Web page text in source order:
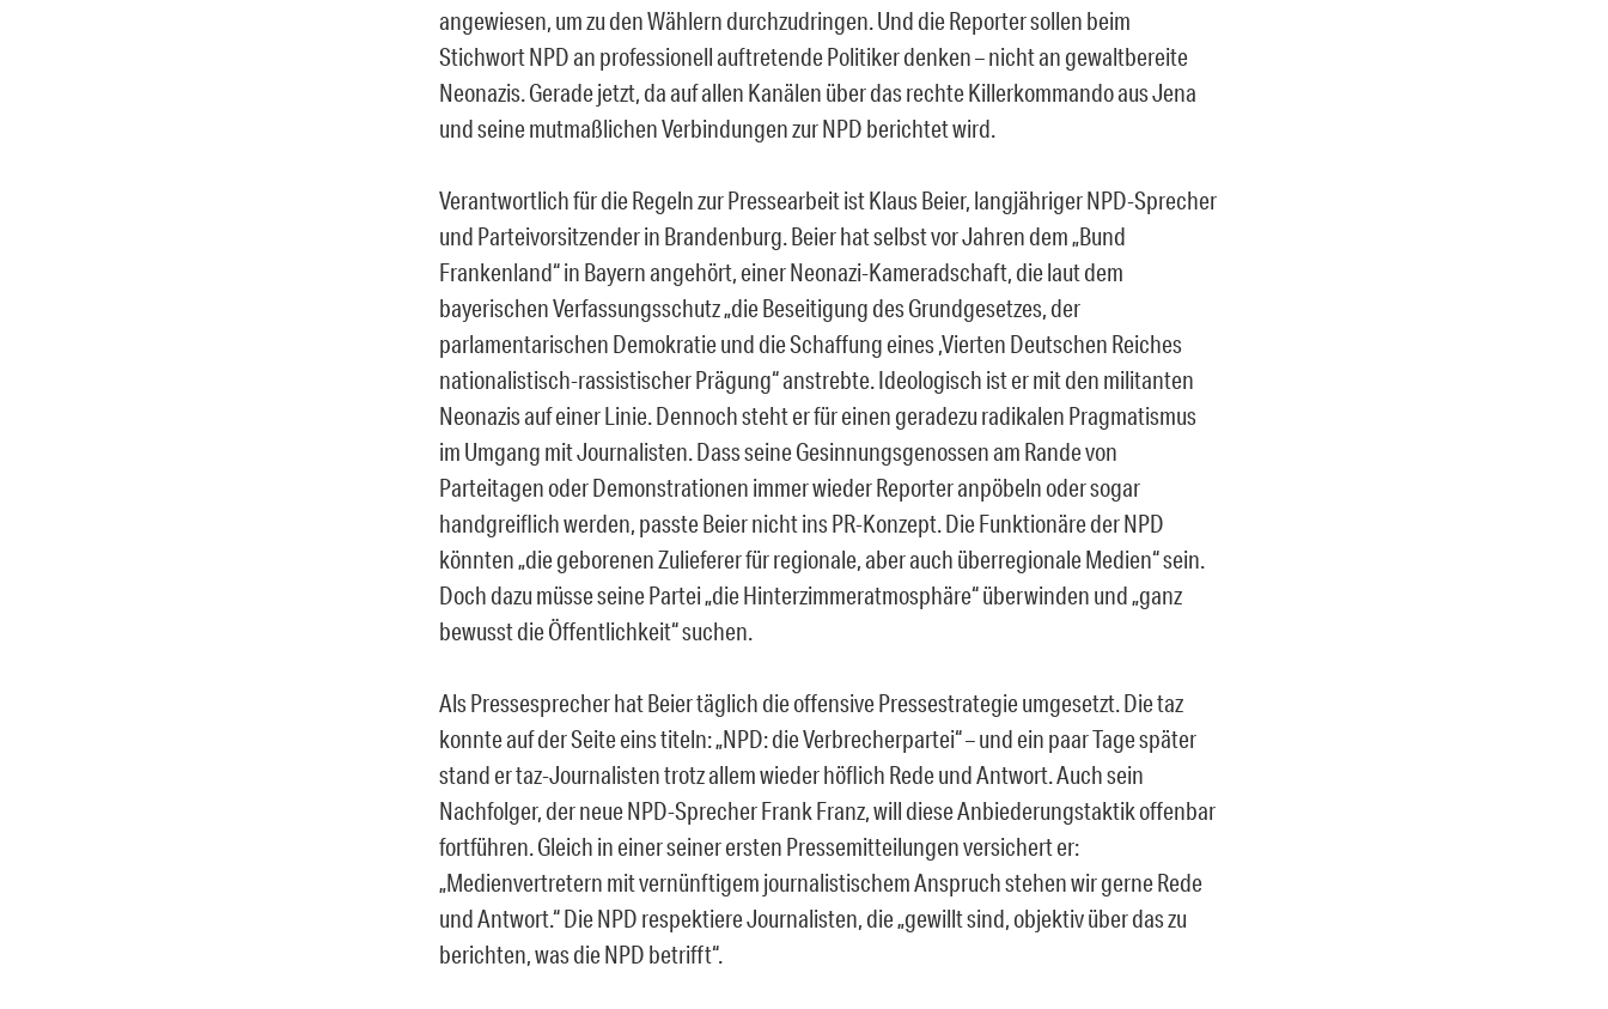
angewiesen, um zu den Wählern durchzudringen. Und die Reporter sollen beim
Stichwort NPD an professionell auftretende Politiker denken – nicht an gewaltbereite
Neonazis. Gerade jetzt, da auf allen Kanälen über das rechte Killerkommando aus Jena
und seine mutmaßlichen Verbindungen zur NPD berichtet wird.
Verantwortlich für die Regeln zur Pressearbeit ist Klaus Beier, langjähriger NPD-Sprecher
und Parteivorsitzender in Brandenburg. Beier hat selbst vor Jahren dem „Bund
Frankenland“ in Bayern angehört, einer Neonazi-Kameradschaft, die laut dem
bayerischen Verfassungsschutz „die Beseitigung des Grundgesetzes, der
parlamentarischen Demokratie und die Schaffung eines ,Vierten Deutschen Reiches
nationalistisch-rassistischer Prägung“ anstrebte. Ideologisch ist er mit den militanten
Neonazis auf einer Linie. Dennoch steht er für einen geradezu radikalen Pragmatismus
im Umgang mit Journalisten. Dass seine Gesinnungsgenossen am Rande von
Parteitagen oder Demonstrationen immer wieder Reporter anpöbeln oder sogar
handgreiflich werden, passte Beier nicht ins PR-Konzept. Die Funktionäre der NPD
könnten „die geborenen Zulieferer für regionale, aber auch überregionale Medien“ sein.
Doch dazu müsse seine Partei „die Hinterzimmeratmosphäre“ überwinden und „ganz
bewusst die Öffentlichkeit“ suchen.
Als Pressesprecher hat Beier täglich die offensive Pressestrategie umgesetzt. Die taz
konnte auf der Seite eins titeln: „NPD: die Verbrecherpartei“ – und ein paar Tage später
stand er taz-Journalisten trotz allem wieder höflich Rede und Antwort. Auch sein
Nachfolger, der neue NPD-Sprecher Frank Franz, will diese Anbiederungstaktik offenbar
fortführen. Gleich in einer seiner ersten Pressemitteilungen versichert er:
„Medienvertretern mit vernünftigem journalistischem Anspruch stehen wir gerne Rede
und Antwort.“ Die NPD respektiere Journalisten, die „gewillt sind, objektiv über das zu
berichten, was die NPD betrifft“.